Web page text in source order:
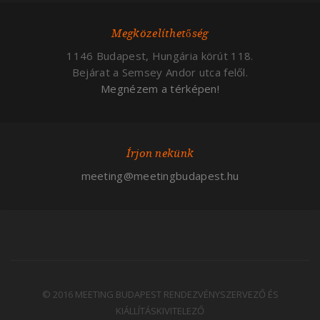
Megközelíthetőség
1146 Budapest, Hungária körút 118.
Bejárat a Semsey Andor utca felől.
Megnézem a térképen!
Írjon nekünk
meeting@meetingbudapest.hu
© 2016 MEETING BUDAPEST RENDEZVÉNYSZERVEZŐ ÉS
KIÁLLÍTÁSKIVITELEZŐ